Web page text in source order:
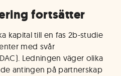
fortsätter
kapital till en fas 2b-studie
med svår
Ledningen väger olika
antingen på partnerskap